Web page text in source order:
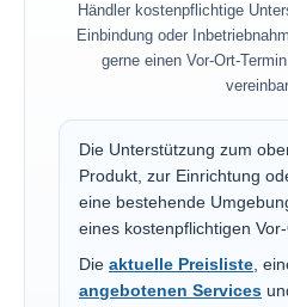
Händler kostenpflichtige
Einbindung oder
gerne einen Vor-Ort-
Die Unterstützung zum
Produkt, zur Einrichtung
eine bestehende
eines kostenpflichtigen
Die aktuelle Preisliste,
angebotenen Services